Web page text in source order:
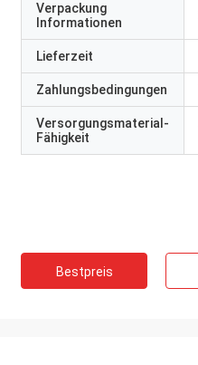
Verpackung
Informationen
Lieferzeit
Zahlungsbedingungen
Versorgungsmaterial-
Fähigkeit
Bestpreis